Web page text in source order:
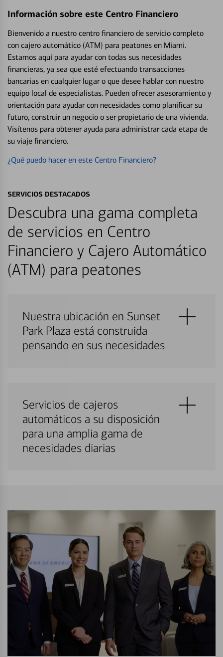
Información sobre este Centro Financiero
Bienvenido a nuestro centro financiero de servicio completo
con cajero automático (ATM) para peatones en Miami.
Estamos aquí para ayudar con todas sus necesidades
financieras, ya sea que esté efectuando transacciones
bancarias en cualquier lugar o que desee hablar con nuestro
equipo local de especialistas. Pueden ofrecer asesoramiento y
orientación para ayudar con necesidades como planificar su
futuro, construir un negocio o ser propietario de una vivienda.
Visítenos para obtener ayuda para administrar cada etapa de
su viaje financiero.
¿Qué puedo hacer en este Centro Financiero?
SERVICIOS DESTACADOS
Descubra una gama completa
de servicios en Centro
Financiero y Cajero Automático
(ATM) para peatones
Nuestra ubicación en Sunset
Park Plaza está construida
pensando en sus necesidades
Servicios de cajeros
automáticos a su disposición
para una amplia gama de
necesidades diarias